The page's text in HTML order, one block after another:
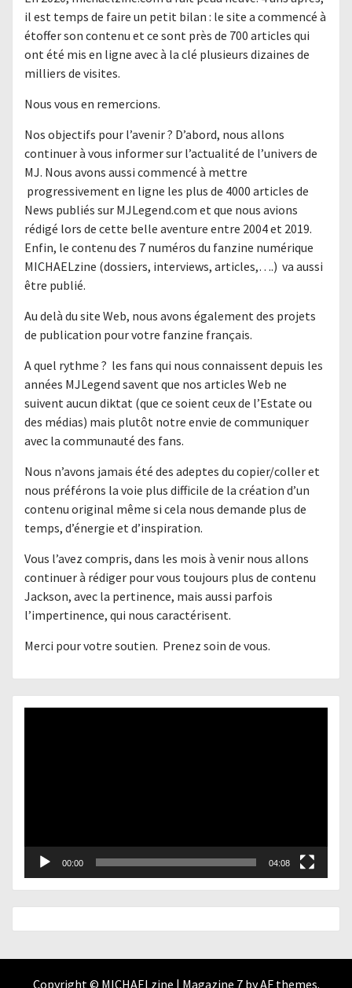
il est temps de faire un petit bilan : le site a commencé à
étoffer son contenu et ce sont près de 700 articles qui
ont été mis en ligne avec à la clé plusieurs dizaines de
milliers de visites.
Nous vous en remercions.
Nos objectifs pour l’avenir ? D’abord, nous allons
continuer à vous informer sur l’actualité de l’univers de
MJ. Nous avons aussi commencé à mettre
progressivement en ligne les plus de 4000 articles de
News publiés sur MJLegend.com et que nous avions
rédigé lors de cette belle aventure entre 2004 et 2019.
Enfin, le contenu des 7 numéros du fanzine numérique
MICHAELzine (dossiers, interviews, articles,….) va aussi
être publié.
Au delà du site Web, nous avons également des projets
de publication pour votre fanzine français.
A quel rythme ? les fans qui nous connaissent depuis les
années MJLegend savent que nos articles Web ne
suivent aucun diktat (que ce soient ceux de l’Estate ou
des médias) mais plutôt notre envie de communiquer
avec la communauté des fans.
Nous n’avons jamais été des adeptes du copier/coller et
nous préférons la voie plus difficile de la création d’un
contenu original même si cela nous demande plus de
temps, d’énergie et d’inspiration.
Vous l’avez compris, dans les mois à venir nous allons
continuer à rédiger pour vous toujours plus de contenu
Jackson, avec la pertinence, mais aussi parfois
l’impertinence, qui nous caractérisent.
Merci pour votre soutien. Prenez soin de vous.
00:00 04:08
Copyright © MICHAELzine | Magazine 7by AF themes.